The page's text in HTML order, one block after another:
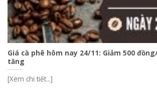
Giá cà phê hôm nay 24/11: Giảm 500
tăng
[Xem chi tiết...]